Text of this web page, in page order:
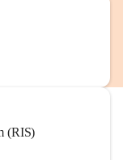
(RIS)